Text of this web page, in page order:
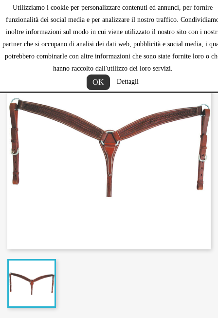
Utilizziamo i cookie per personalizzare contenuti ed annunci, per fornire
funzionalità dei social media e per analizzare il nostro traffico.
inoltre informazioni sul modo in cui viene utilizzato il nostro sito con i
partner che si occupano di analisi dei dati web, pubblicità e social media, i
potrebbero combinarle con altre informazioni che sono state fornite loro o
hanno raccolto dall'utilizzo dei loro servizi.
OK Dettagli
